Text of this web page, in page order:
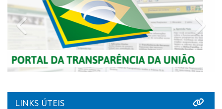
Previous
LINKS ÚTEIS